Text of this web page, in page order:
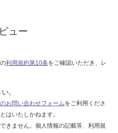
ュー
利用規約第10条をご確認いただき、レ
。
お問い合わせフォームをご利用くださ
はいたしかねます。
きません。個人情報の記載等、利用規